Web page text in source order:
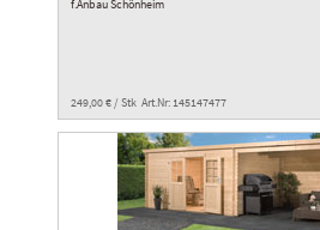
f.Anbau Schönheim
249,00 € / Stk Art.Nr: 145147477